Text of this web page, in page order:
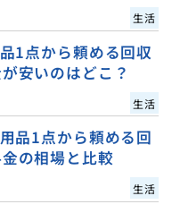
生活
1点から頼める回収
安いのはどこ？
生活
品1点から頼める回
の相場と比較
生活